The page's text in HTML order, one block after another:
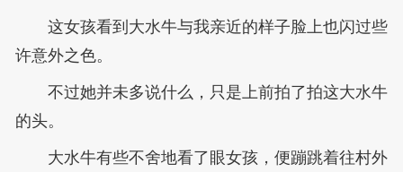
这女孩看到大水牛与我亲近的样子脸上也闪过些
许意外之色。
不过她并未多说什么，只是上前拍了拍这大水牛
的头。
大水牛有些不舍地看了眼女孩，便蹦跳着往村外